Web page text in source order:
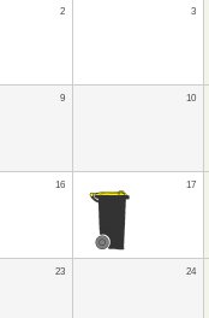
2 3
9 10
16 17
23 24